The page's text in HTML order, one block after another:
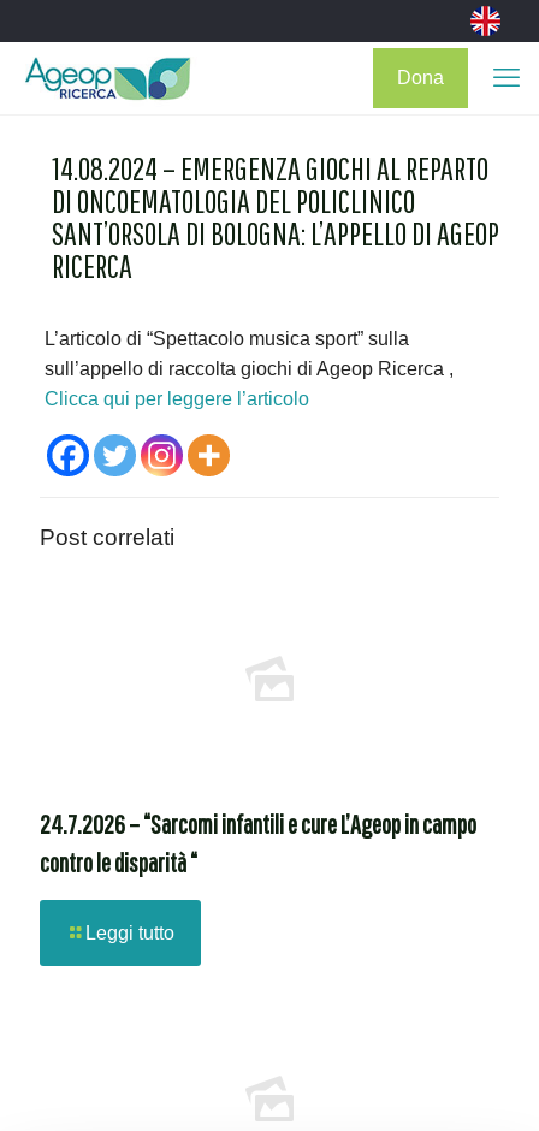
Dona
14.08.2024 – EMERGENZA GIOCHI AL REPARTO
DI ONCOEMATOLOGIA DEL POLICLINICO
SANT’ORSOLA DI BOLOGNA: L’APPELLO DI AGEOP
RICERCA
L’articolo di “Spettacolo musica sport” sulla
sull’appello di raccolta giochi di Ageop Ricerca ,
Clicca qui per leggere l’articolo
Post correlati
24.7.2026 – “Sarcomi infantili e cure L’Ageop in campo
contro le disparità “
Leggi tutto